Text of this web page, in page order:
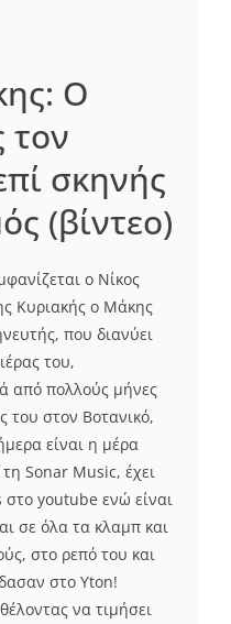
Ο
τον
σκηνής
(βίντεο)
ο Νίκος
Κυριακής ο Μάκης
που διανύει
του,
από πολλούς μήνες
του στον Βοτανικό,
είναι η μέρα
Sonar Music, έχει
στο youtube ενώ είναι
σε όλα τα κλαμπ και
στο ρεπό του και
στο Yton!
να τιμήσει